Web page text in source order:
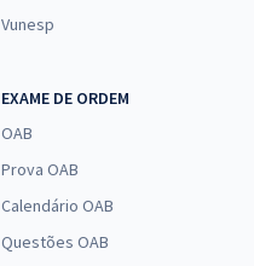
Vunesp
EXAME DE ORDEM
OAB
Prova OAB
Calendário OAB
Questões OAB